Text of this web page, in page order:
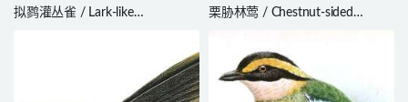
拟鹨灌丛雀 / Lark-like
栗胁林莺 / Chestnut-sided